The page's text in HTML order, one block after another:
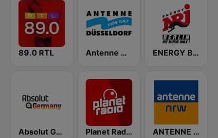
89.0 RTL Antenne Düsseldorf ENERGY Berlin
Absolut Germany Planet Radio ANTENNE NRW